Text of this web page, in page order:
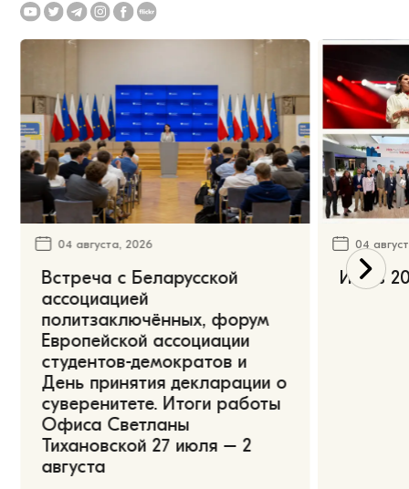
04 августа, 2026
Встреча с Беларусской
ассоциацией
политзаключённых, форум
Европейской ассоциации
студентов-демократов и
День принятия декларации о
суверенитете. Итоги работы
Офиса Светланы
Тихановской 27 июля – 2
августа
04
Июль